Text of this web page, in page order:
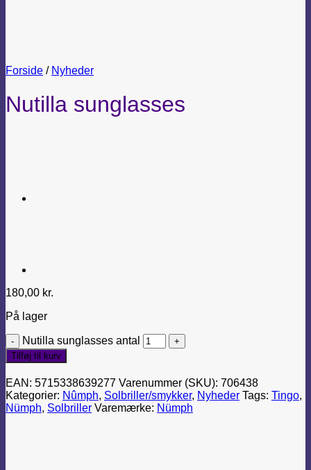
Forside / Nyheder
Nutilla sunglasses
180,00 kr.
På lager
Nutilla sunglasses antal
Tilføj til kurv
EAN: 5715338639277 Varenummer (SKU): 706438
Kategorier: Nûmph, Solbriller/smykker, Nyheder Tags: Tingo,
Nümph, Solbriller Varemærke: Nümph